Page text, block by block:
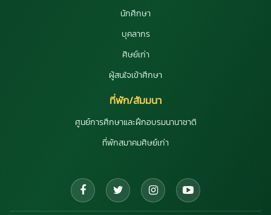
นักศึกษา
บุคลากร
ศิษย์เก่า
ผู้สนใจเข้าศึกษา
ที่พัก/สัมมนา
ศูนย์การศึกษาและฝึกอบรมนานาชาติ
ที่พักสมาคมศิษย์เก่า